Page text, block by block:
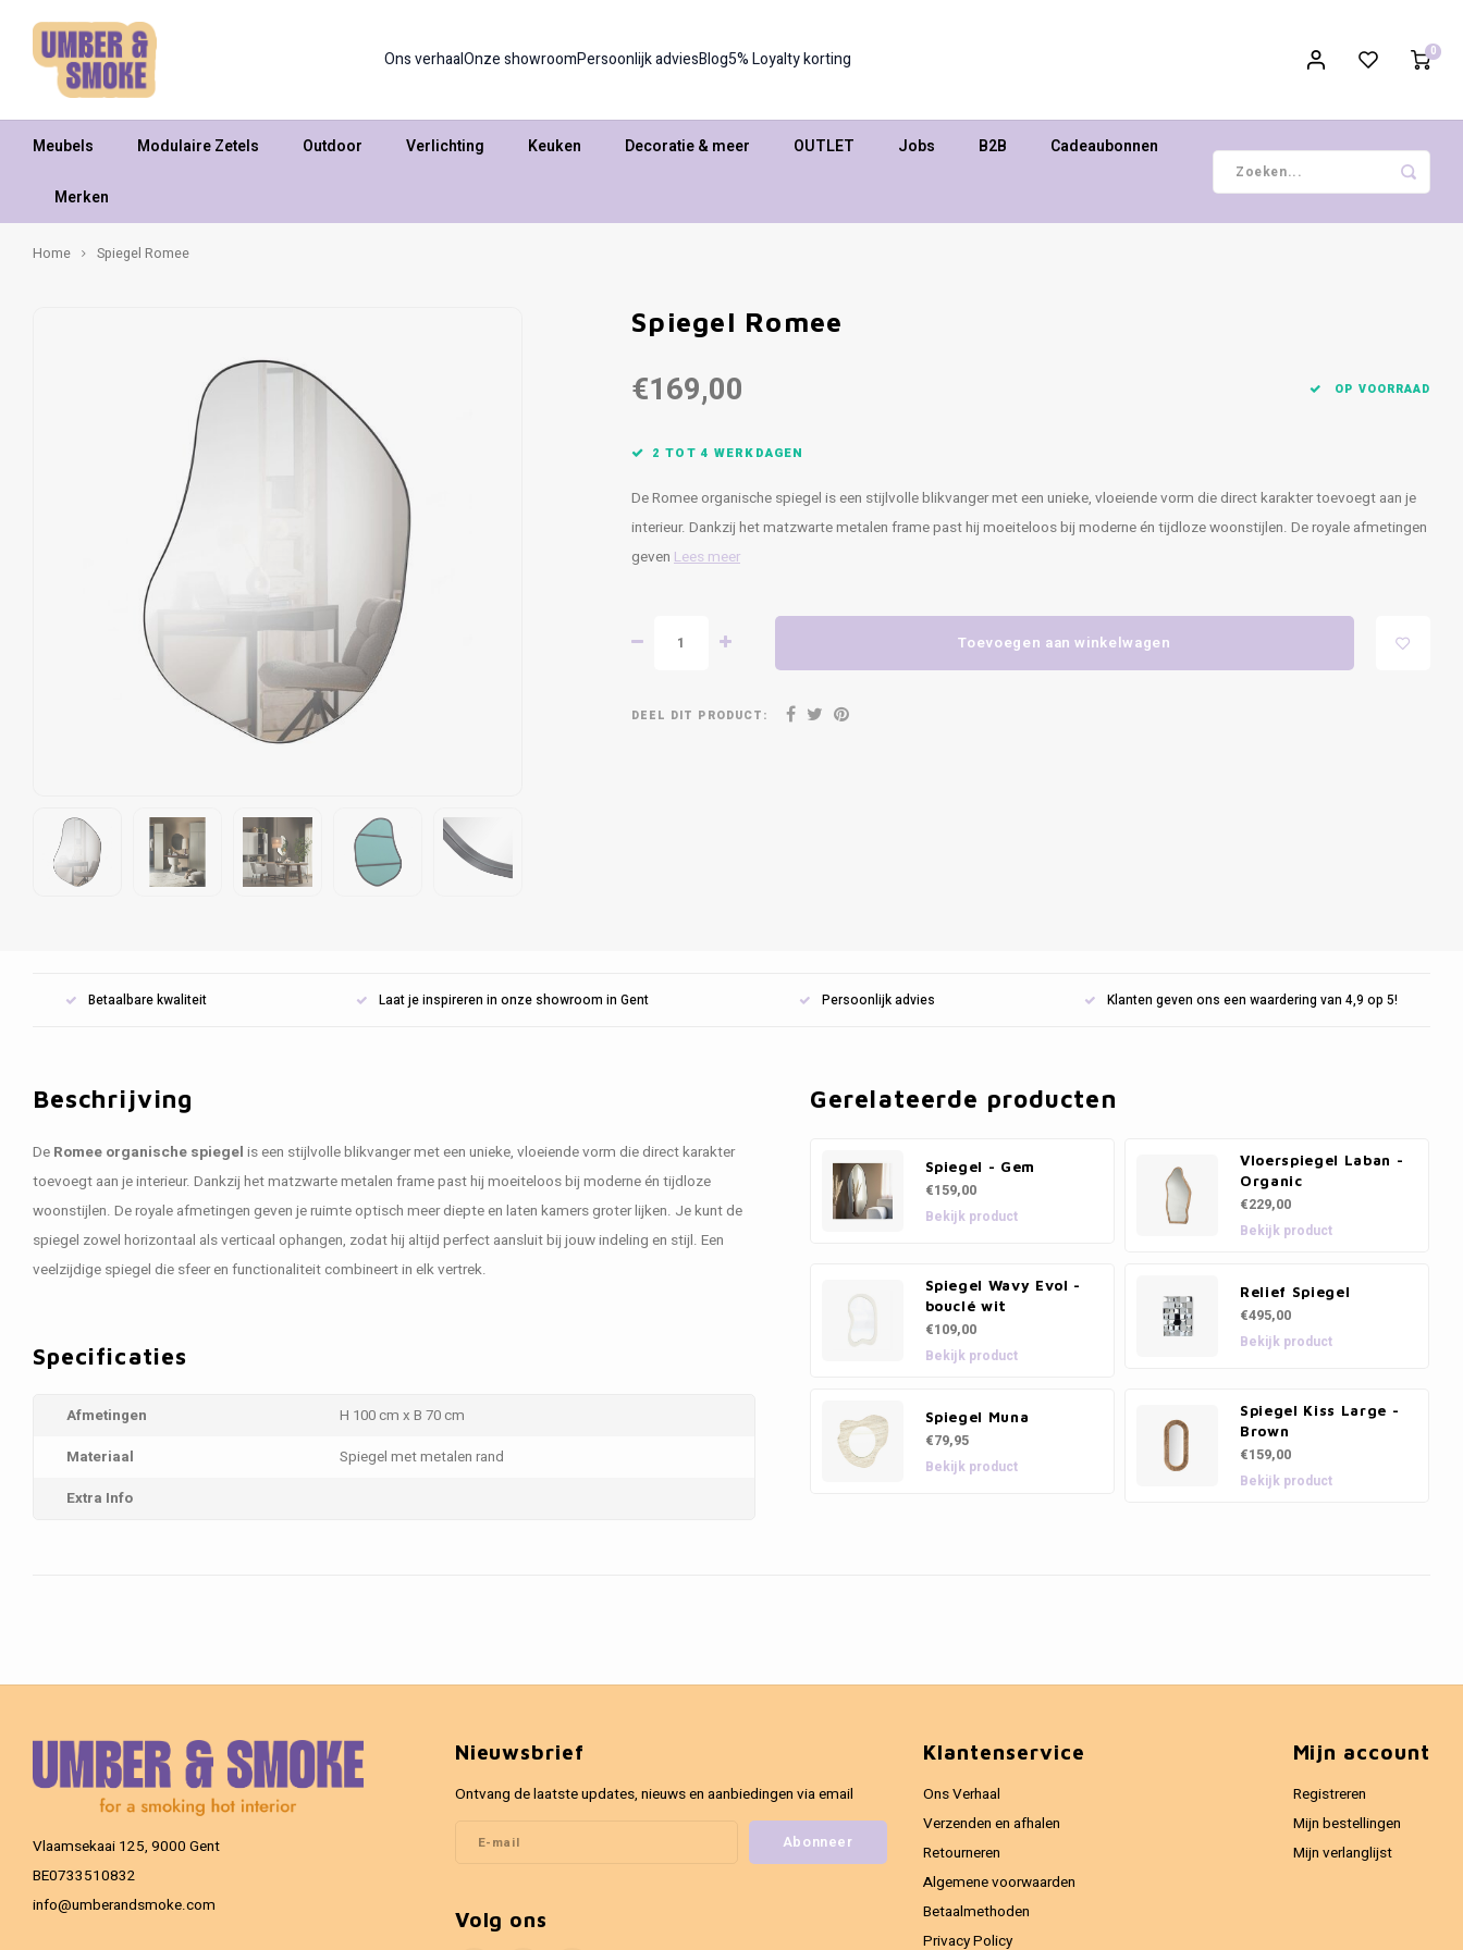
Ons verhaalOnze showroomPersoonlijk adviesBlog5% Loyalty korting 0
Meubels Modulaire Zetels Outdoor Verlichting Keuken Decoratie & meer OUTLET Jobs B2B Cadeaubonnen
Merken
Home Spiegel Romee
Spiegel Romee
€169,00 OP VOORRAAD
2 TOT 4 WERKDAGEN
De Romee organische spiegel is een stijlvolle blikvanger met een unieke, vloeiende vorm die direct karakter toevoegt aan je
interieur. Dankzij het matzwarte metalen frame past hij moeiteloos bij moderne én tijdloze woonstijlen. De royale afmetingen
geven Lees meer
Toevoegen aan winkelwagen
DEEL DIT PRODUCT:
Betaalbare kwaliteit Laat je inspireren in onze showroom in Gent Persoonlijk advies Klanten geven ons een waardering van 4,9 op 5!
Beschrijving
De Romee organische spiegel is een stijlvolle blikvanger met een unieke, vloeiende vorm die direct karakter
toevoegt aan je interieur. Dankzij het matzwarte metalen frame past hij moeiteloos bij moderne én tijdloze
woonstijlen. De royale afmetingen geven je ruimte optisch meer diepte en laten kamers groter lijken. Je kunt de
spiegel zowel horizontaal als verticaal ophangen, zodat hij altijd perfect aansluit bij jouw indeling en stijl. Een
veelzijdige spiegel die sfeer en functionaliteit combineert in elk vertrek.
Specificaties
Afmetingen
H 100 cm x B 70 cm
Materiaal
Spiegel met metalen rand
Extra Info
Gerelateerde producten
Spiegel - Gem
€159,00
Bekijk product
Vloerspiegel Laban -
Organic
€229,00
Bekijk product
Spiegel Wavy Evol -
bouclé wit
€109,00
Bekijk product
Relief Spiegel
€495,00
Bekijk product
Spiegel Muna
€79,95
Bekijk product
Spiegel Kiss Large -
Brown
€159,00
Bekijk product
Vlaamsekaai 125, 9000 Gent
BE0733510832
info@umberandsmoke.com
Nieuwsbrief
Ontvang de laatste updates, nieuws en aanbiedingen via email
Abonneer
Volg ons
Klantenservice
Ons Verhaal
Verzenden en afhalen
Retourneren
Algemene voorwaarden
Betaalmethoden
Privacy Policy
Mijn account
Registreren
Mijn bestellingen
Mijn verlanglijst